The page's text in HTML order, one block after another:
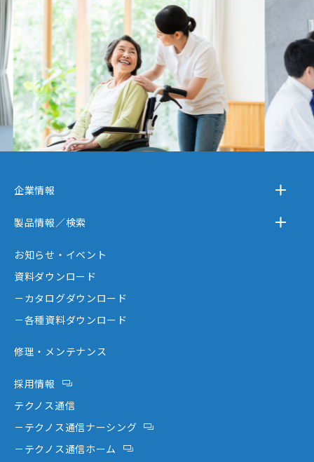
企業情報
－企業情報
－テクノスジャパンが選ばれる理由
－創業者大西秀憲ヒストリー
製品情報／検索
お知らせ・イベント
資料ダウンロード
－カタログダウンロード
－各種資料ダウンロード
修理・メンテナンス
採用情報
テクノス通信
－テクノス通信ナーシング
－テクノス通信ホーム